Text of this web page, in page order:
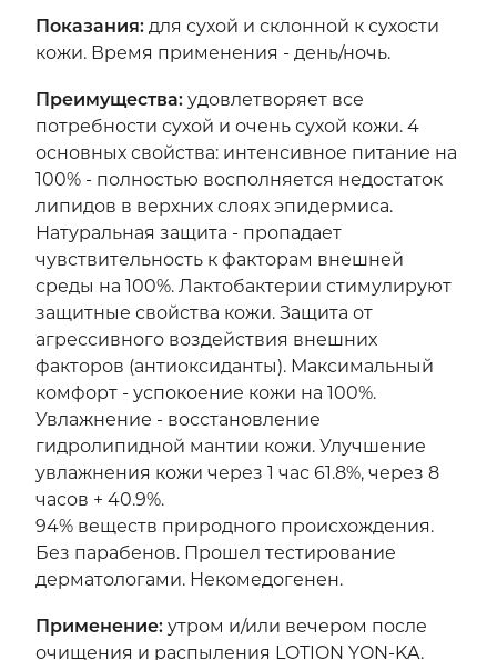
Показания:для сухой и склонной к сухости
кожи. Время применения - день/ночь.
Преимущества:удовлетворяет все
потребности сухой и очень сухой кожи. 4
основных свойства: интенсивное питание на
100% - полностью восполняется недостаток
липидов в верхних слоях эпидермиса.
Натуральная защита - пропадает
чувствительность к факторам внешней
среды на 100%. Лактобактерии стимулируют
защитные свойства кожи. Защита от
агрессивного воздействия внешних
факторов (антиоксиданты). Максимальный
комфорт - успокоение кожи на 100%.
Увлажнение - восстановление
гидролипидной мантии кожи. Улучшение
увлажнения кожи через 1 час 61.8%, через 8
часов + 40.9%.
94% веществ природного происхождения.
Без парабенов. Прошел тестирование
дерматологами. Некомедогенен.
Применение:утром и/или вечером после
очищения и распыления LOTION YON-KA.